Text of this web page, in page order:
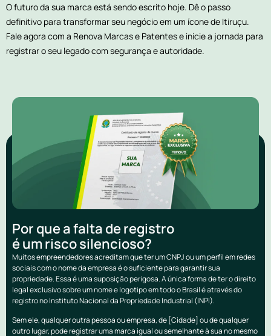
O futuro da sua marca está sendo escrito hoje. Dê o passo
definitivo para transformar seu negócio em um ícone de Itiruçu.
Fale agora com a Renova Marcas e Patentes e inicie a jornada para
registrar o seu legado com segurança e autoridade.
Por que a falta de registro
é um risco silencioso?
Muitos empreendedores acreditam que ter um CNPJ ou um perfil em redes
sociais com o nome da empresa é o suficiente para garantir sua
propriedade. Essa é uma suposição perigosa. A única forma de ter o direito
legal exclusivo sobre um nome e logotipo em todo o Brasil é através do
registro no Instituto Nacional da Propriedade Industrial (INPI).
Sem ele, qualquer outra pessoa ou empresa, de [Cidade] ou de qualquer
outro lugar, pode registrar uma marca igual ou semelhante à sua no mesmo